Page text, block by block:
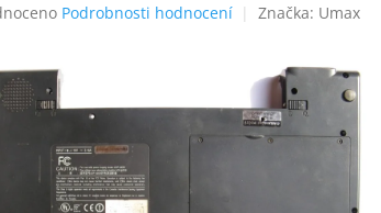
Podrobnosti hodnocení Značka: Umax